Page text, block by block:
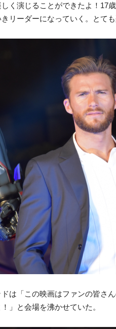
く演じることができたよ！17
リーダーになっていく。とて
は「この映画はファンの皆さ
」と会場を沸かせていた。